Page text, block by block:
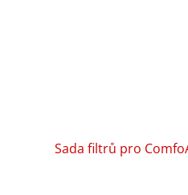
Sada filtrů pro